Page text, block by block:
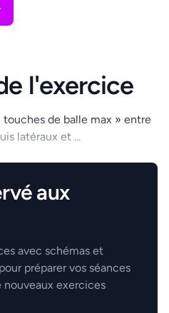
l'exercice
de balle max » entre
latéraux et ...
aux
avec schémas et
préparer vos séances
exercices